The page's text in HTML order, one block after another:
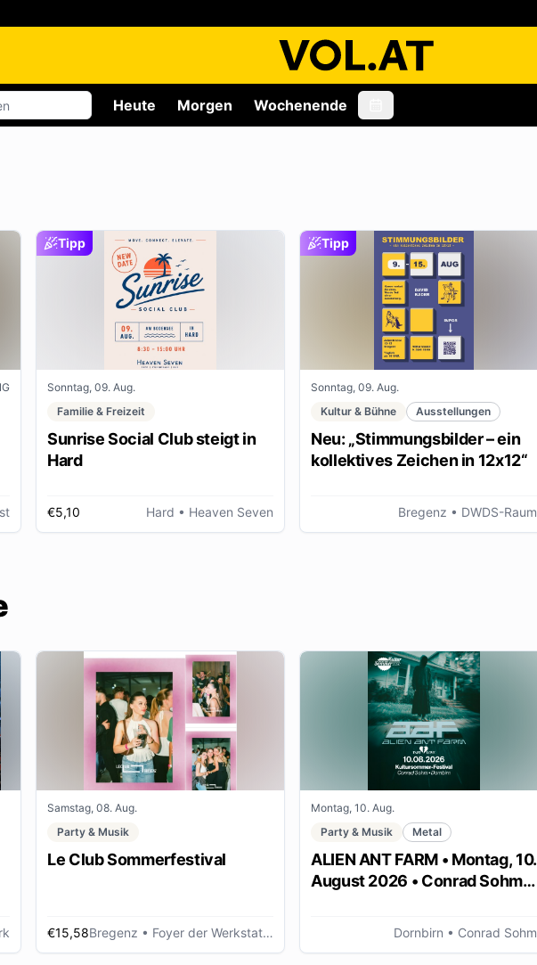
Heute Morgen Wochenende
Tipp
Sonntag, 09. Aug.
Familie & Freizeit
Sunrise Social Club steigt in
Hard
€5,10 Hard • Heaven Seven
Tipp
Sonntag, 09. Aug.
Kultur & Bühne
Ausstellungen
Neu: „Stimmungsbilder – ein
kollektives Zeichen in 12x12“
Bregenz • DWDS-Raum
Samstag, 08. Aug.
Party & Musik
Le Club Sommerfestival
€15,58Bregenz • Foyer der Werkstattbühne, Bregenz (AT)
Montag, 10. Aug.
Party & Musik
Metal
ALIEN ANT FARM • Montag, 10.
August 2026 • Conrad Sohm
Dornbirn • Conrad Sohm